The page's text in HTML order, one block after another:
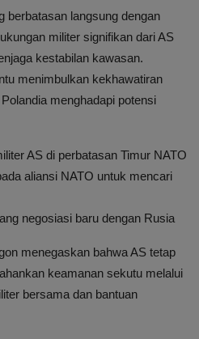
berbatasan langsung dengan
militer signifikan dari AS
kestabilan kawasan.
menimbulkan kekhawatiran
menghadapi potensi
AS di perbatasan Timur NATO
aliansi NATO untuk mencari
negosiasi baru dengan Rusia
menegaskan bahwa AS tetap
keamanan sekutu melalui
bersama dan bantuan